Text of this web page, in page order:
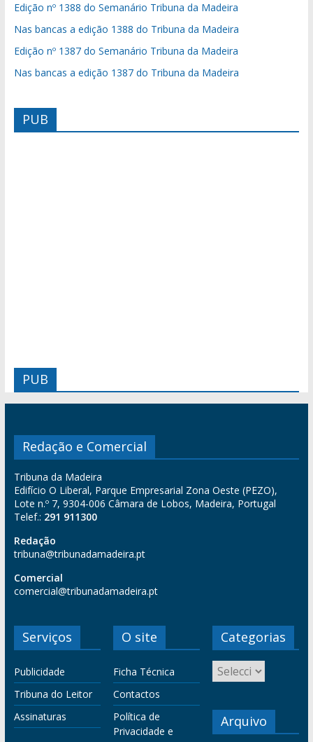
Edição nº 1388 do Semanário Tribuna da Madeira
Nas bancas a edição 1388 do Tribuna da Madeira
Edição nº 1387 do Semanário Tribuna da Madeira
Nas bancas a edição 1387 do Tribuna da Madeira
PUB
PUB
Redação e Comercial
Tribuna da Madeira
Edifício O Liberal, Parque Empresarial Zona Oeste (PEZO),
Lote n.º 7, 9304-006 Câmara de Lobos, Madeira, Portugal
Telef.: 291 911300
Redação
tribuna@tribunadamadeira.pt
Comercial
comercial@tribunadamadeira.pt
Serviços
Publicidade
Tribuna do Leitor
Assinaturas
O site
Ficha Técnica
Contactos
Política de
Privacidade e
Categorias
Arquivo